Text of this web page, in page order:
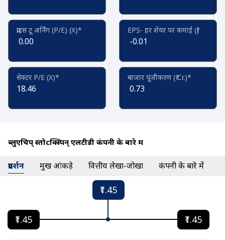
प्राइस टू अर्निंग (P/E) (X)*
0.00
EPS- हर शेयर पर कमाई (₹)
-0.01
सेक्टर P/E (X)*
18.46
बाजार पूंजीकरण (₹ Cr.)*
0.73
ब्लुएचिप् स्तोcक्स्पिन् एलटीडी कंपनी के बारे में
प्रदर्शन प्रमुख आंकड़े वित्तीय लेखा-जोखा कंपनी के बारे में
₹1.45
₹1.45 ₹1.45